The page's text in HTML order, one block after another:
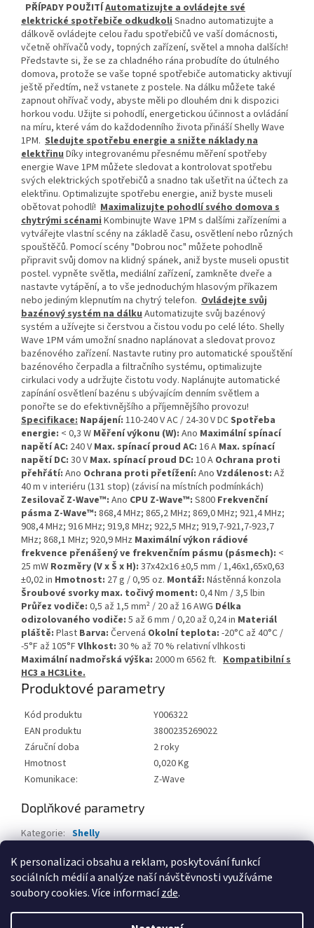
K personalizaci obsahu a reklam, poskytování funkcí
sociálních médií a analýze naší návštěvnosti využíváme
soubory cookies. Více informacízde.
PŘÍPADY POUŽITÍAutomatizujte a ovládejte své
elektrické spotřebiče odkudkoliSnadno automatizujte a
dálkově ovládejte celou řadu spotřebičů ve vaší domácnosti,
včetně ohřívačů vody, topných zařízení, světel a mnoha dalších!
Představte si, že se za chladného rána probudíte do útulného
domova, protože se vaše topné spotřebiče automaticky aktivují
ještě předtím, než vstanete z postele. Na dálku můžete také
zapnout ohřívač vody, abyste měli po dlouhém dni k dispozici
horkou vodu. Užijte si pohodlí, energetickou účinnost a ovládání
na míru, které vám do každodenního života přináší Shelly Wave
1PM. Sledujte spotřebu energie a snižte náklady na
elektřinuDíky integrovanému přesnému měření spotřeby
energie Wave 1PM můžete sledovat a kontrolovat spotřebu
svých elektrických spotřebičů a snadno tak ušetřit na účtech za
elektřinu. Optimalizujte spotřebu energie, aniž byste museli
obětovat pohodlí! Maximalizujte pohodlí svého domova s
chytrými scénamiKombinujte Wave 1PM s dalšími zařízeními a
vytvářejte vlastní scény na základě času, osvětlení nebo různých
spouštěčů. Pomocí scény "Dobrou noc" můžete pohodlně
připravit svůj domov na klidný spánek, aniž byste museli opustit
postel. vypněte světla, mediální zařízení, zamkněte dveře a
nastavte vytápění, a to vše jednoduchým hlasovým příkazem
nebo jediným klepnutím na chytrý telefon. Ovládejte svůj
bazénový systém na dálkuAutomatizujte svůj bazénový
systém a užívejte si čerstvou a čistou vodu po celé léto. Shelly
Wave 1PM vám umožní snadno naplánovat a sledovat provoz
bazénového zařízení. Nastavte rutiny pro automatické spouštění
bazénového čerpadla a filtračního systému, optimalizujte
cirkulaci vody a udržujte čistotu vody. Naplánujte automatické
zapínání osvětlení bazénu s ubývajícím denním světlem a
ponořte se do efektivnějšího a příjemnějšího provozu!
Specifikace: Napájení: 110-240 V AC / 24-30 V DCSpotřeba
energie: < 0,3 W Měření výkonu (W): Ano Maximální spínací
napětí AC: 240 V Max. spínací proud AC: 16 A Max. spínací
napětí DC: 30 V Max. spínací proud DC: 10 A Ochrana proti
přehřátí: Ano Ochrana proti přetížení: Ano Vzdálenost: Až
40 m v interiéru (131 stop) (závisí na místních podmínkách)
Zesilovač Z-Wave™: Ano CPU Z-Wave™: S800 Frekvenční
pásma Z-Wave™: 868,4 MHz; 865,2 MHz; 869,0 MHz; 921,4 MHz;
908,4 MHz; 916 MHz; 919,8 MHz; 922,5 MHz; 919,7-921,7-923,7
MHz; 868,1 MHz; 920,9 MHz Maximální výkon rádiové
frekvence přenášený ve frekvenčním pásmu (pásmech): <
25 mW Rozměry (V x Š x H): 37x42x16 ±0,5 mm / 1,46x1,65x0,63
±0,02 in Hmotnost: 27 g / 0,95 oz. Montáž: Nástěnná konzola
Šroubové svorky max. točivý moment: 0,4 Nm / 3,5 lbin
Průřez vodiče: 0,5 až 1,5 mm² / 20 až 16 AWG Délka
odizolovaného vodiče: 5 až 6 mm / 0,20 až 0,24 in Materiál
pláště: Plast Barva: Červená Okolní teplota: -20°C až 40°C /
-5°F až 105°F Vlhkost: 30 % až 70 % relativní vlhkosti
Maximální nadmořská výška: 2000 m 6562 ft. Kompatibilní s
HC3 a HC3Lite.
Produktové parametry
Kód produktu
Y006322
EAN produktu
3800235269022
Záruční doba
2 roky
Hmotnost
0,020 Kg
Komunikace:
Z-Wave
Doplňkové parametry
Kategorie: Shelly